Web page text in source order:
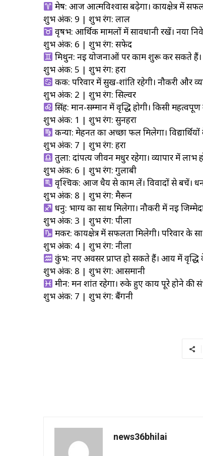
मेष: आज आत्मविश्वास बढ़ेगा। कार्यक्षेत्र में
शुभ अंक: 9 | शुभ रंग: लाल
वृषभ: आर्थिक मामलों में सावधानी रखें। नया
शुभ अंक: 6 | शुभ रंग: सफेद
मिथुन: नई योजनाओं पर काम शुरू कर सकते हैं।
शुभ अंक: 5 | शुभ रंग: हरा
कर्क: परिवार में सुख-शांति रहेगी। नौकरी और
शुभ अंक: 2 | शुभ रंग: सिल्वर
सिंह: मान-सम्मान में वृद्धि होगी। किसी
शुभ अंक: 1 | शुभ रंग: सुनहरा
कन्या: मेहनत का अच्छा फल मिलेगा।
शुभ अंक: 7 | शुभ रंग: हरा
तुला: दांपत्य जीवन मधुर रहेगा। व्यापार में
शुभ अंक: 6 | शुभ रंग: गुलाबी
वृश्चिक: आज धैर्य से काम लें। विवादों से बचें।
शुभ अंक: 8 | शुभ रंग: मैरून
धनु: भाग्य का साथ मिलेगा। नौकरी में नई
शुभ अंक: 3 | शुभ रंग: पीला
मकर: कार्यक्षेत्र में सफलता मिलेगी। परिवार
शुभ अंक: 4 | शुभ रंग: नीला
कुंभ: नए अवसर प्राप्त हो सकते हैं। आय में वृद्धि
शुभ अंक: 8 | शुभ रंग: आसमानी
मीन: मन शांत रहेगा। रुके हुए कार्य पूरे होने की
शुभ अंक: 7 | शुभ रंग: बैंगनी
news36bhilai